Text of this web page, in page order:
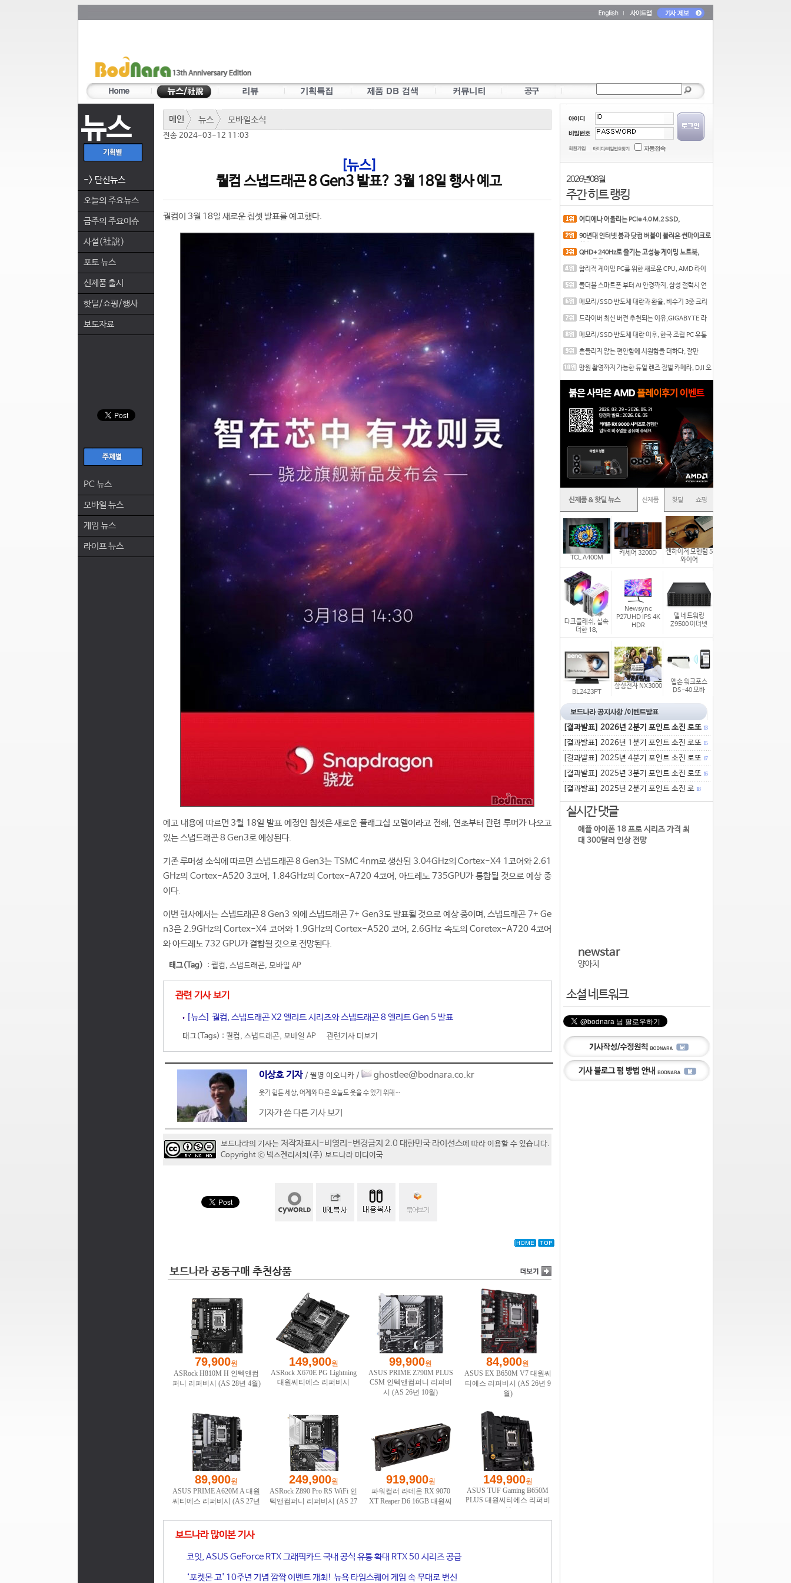
뉴스
-> 단신뉴스
오늘의 주요뉴스
금주의 주요이슈
사설(社說)
포토 뉴스
신제품 출시
핫딜/쇼핑/행사
보도자료
PC 뉴스
모바일 뉴스
게임 뉴스
라이프 뉴스
메인 뉴스 모바일소식
전송 2024-03-12 11:03
[뉴스]
퀄컴 스냅드래곤 8 Gen3 발표? 3월 18일 행사 예고
퀄컴이 3월 18일 새로운 칩셋 발표를 예고했다.
예고 내용에 따르면 3월 18일 발표 예정인 칩셋은 새로운 플래그십 모델이라고 전해, 연초부터 관련 루머가 나오고
있는 스냅드래곤 8 Gen3로 예상된다.
기존 루머성 소식에 따르면 스냅드래곤 8 Gen3는 TSMC 4nm로 생산된 3.04GHz의 Cortex-X4 1코어와 2.61
GHz의 Cortex-A520 3코어, 1.84GHz의 Cortex-A720 4코어, 아드레노 735GPU가 통합될 것으로 예상 중
이다.
이번 행사에서는 스냅드래곤 8 Gen3 외에 스냅드래곤 7+ Gen3도 발표될 것으로 예상 중이며, 스냅드래곤 7+ Ge
n3은 2.9GHz의 Cortex-X4 코어와 1.9GHz의 Cortex-A520 코어, 2.6GHz 속도의 Coretex-A720 4코어
와 아드레노 732 GPU가 결합될 것으로 전망된다.
태그(Tag) : 퀄컴, 스냅드래곤, 모바일 AP
관련 기사 보기
[뉴스] 퀄컴, 스냅드래곤 X2 엘리트 시리즈와 스냅드래곤 8 엘리트 Gen 5 발표
태그(Tags) : 퀄컴, 스냅드래곤, 모바일 AP 관련기사 더보기
이상호 기자 / 필명 이오니카 / ghostlee@bodnara.co.kr
웃기 힘든 세상, 어제와 다른 오늘도 웃을 수 있기 위해…
기자가 쓴 다른 기사 보기
보드나라의 기사는 저작자표시-비영리-변경금지 2.0 대한민국 라이선스에 따라 이용할 수 있습니다.
Copyright ⓒ 넥스젠리서치(주) 보드나라 미디어국
보드나라 많이본 기사
코잇, ASUS GeForce RTX 그래픽카드 국내 공식 유통 확대 RTX 50 시리즈 공급
‘포켓몬 고' 10주년 기념 깜짝 이벤트 개최! 뉴욕 타임스퀘어 게임 속 무대로 변신
2026년 08월
주간 히트 랭킹
어디에나 어울리는 PCIe 4.0 M.2 SSD,
90년대 인터넷 붐과 닷컴 버블이 불러온 썬마이크로
QHD+ 240Hz로 즐기는 고성능 게이밍 노트북,
합리적 게이밍 PC를 위한 새로운 CPU, AMD 라이
폴더블 스마트폰 부터 AI 안경까지, 삼성 갤럭시 언
메모리/SSD 반도체 대란과 환율, 비수기 3중 크리
드라이버 최신 버전 추천되는 이유,GIGABYTE 라
메모리/SSD 반도체 대란 이후, 한국 조립 PC 유통
흔들리지 않는 편안함에 시원함을 더하다, 잘만
망원 촬영까지 가능한 듀얼 렌즈 짐벌 카메라, DJI 오
TCL A400M
커세어 3200D
젠하이저 모멘텀 5
와이어
다크플래쉬, 실속
더한 18,
Newsync
P27UHD IPS 4K
HDR
델 네트워킹
Z9500 이더넷
BL2423PT
삼성전자 NX3000
엡손 워크포스
DS-40 모바
[결과발표] 2026년 2분기 포인트 소진 로또 13
[결과발표] 2026년 1분기 포인트 소진 로또 15
[결과발표] 2025년 4분기 포인트 소진 로또 17
[결과발표] 2025년 3분기 포인트 소진 로또 16
[결과발표] 2025년 2분기 포인트 소진 로 18
실시간 댓글
애플 아이폰 18 프로 시리즈 가격 최
대 300달러 인상 전망
newstar
양아치
소셜 네트워크